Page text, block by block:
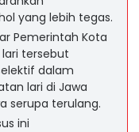
yang lebih tegas.
Pemerintah Kota
tersebut
dalam
lari di Jawa
serupa terulang.
ini